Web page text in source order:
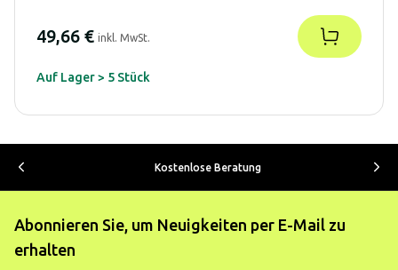
49,66 € inkl. MwSt.
Auf Lager > 5 Stück
Kostenlose Beratung
Abonnieren Sie, um Neuigkeiten per E-Mail zu
erhalten